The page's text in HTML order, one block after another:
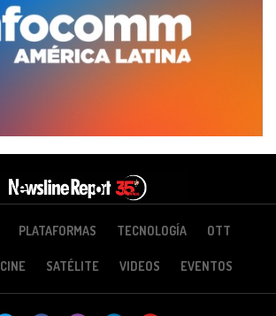
PLATAFORMAS TECNOLOGÍA OTT
CINE SATÉLITE VIDEOS EVENTOS